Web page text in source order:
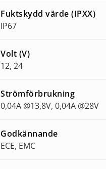
Fuktskydd värde (IPXX)
IP67
Volt (V)
12, 24
Strömförbrukning
0,04A @13,8V, 0,04A @28V
Godkännande
ECE, EMC